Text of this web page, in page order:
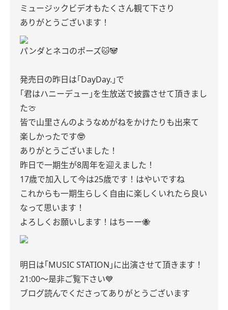
ミュージックビデオもたくさん観て下さり
ありがとうございます！
パンダとネコのポーズ🐱🐼
発売日の昨日は｢DayDay.｣で
｢君はハニーデュー｣を生放送で披露させて頂きまし
た🍈
皆で山里さんのようなめがねをかけたりも出来て
楽しかったです🤓
ありがとうございました！
昨日で一期生が8周年を迎えました！
17歳で加入して今は25歳です！はやいですね
これからも一期生らしく自由に楽しくいれたら良い
なって思います！
よろしくお願いします！はちーー🐝
明日は｢MUSIC STATION｣に出演させて頂きます！
21:00～是非ご覧下さい💙
ブログ読んでくださってありがとうございます